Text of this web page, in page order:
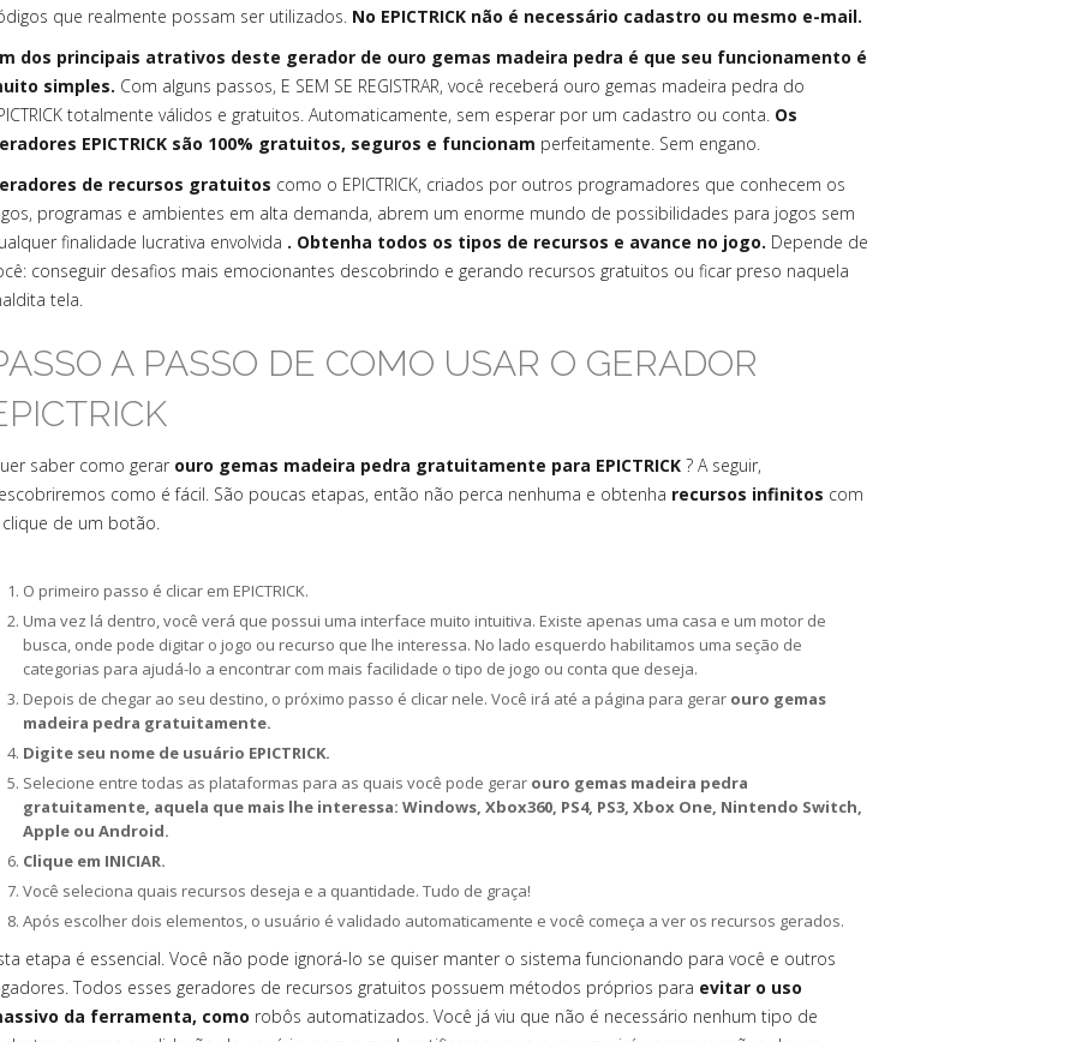
que realmente possam ser utilizados. No EPICTRICK não é necessário cadastro ou mesmo e-mail.
dos principais atrativos deste gerador de ouro gemas madeira pedra é que seu funcionamento é
simples. Com alguns passos, E SEM SE REGISTRAR, você receberá ouro gemas madeira pedra do
totalmente válidos e gratuitos. Automaticamente, sem esperar por um cadastro ou conta. Os
EPICTRICK são 100% gratuitos, seguros e funcionam perfeitamente. Sem engano.
de recursos gratuitos como o EPICTRICK, criados por outros programadores que conhecem os
programas e ambientes em alta demanda, abrem um enorme mundo de possibilidades para jogos sem
finalidade lucrativa envolvida . Obtenha todos os tipos de recursos e avance no jogo. Depende de
conseguir desafios mais emocionantes descobrindo e gerando recursos gratuitos ou ficar preso naquela
tela.
A PASSO DE COMO USAR O GERADOR
saber como gerar ouro gemas madeira pedra gratuitamente para EPICTRICK ? A seguir,
como é fácil. São poucas etapas, então não perca nenhuma e obtenha recursos infinitos com
de um botão.
O primeiro passo é clicar em EPICTRICK.
Uma vez lá dentro, você verá que possui uma interface muito intuitiva. Existe apenas uma casa e um motor de
busca, onde pode digitar o jogo ou recurso que lhe interessa. No lado esquerdo habilitamos uma seção de
categorias para ajudá-lo a encontrar com mais facilidade o tipo de jogo ou conta que deseja.
Depois de chegar ao seu destino, o próximo passo é clicar nele. Você irá até a página para gerar ouro gemas
madeira pedra gratuitamente.
Digite seu nome de usuário EPICTRICK.
Selecione entre todas as plataformas para as quais você pode gerar ouro gemas madeira pedra
gratuitamente, aquela que mais lhe interessa: Windows, Xbox360, PS4, PS3, Xbox One, Nintendo Switch,
Apple ou Android.
Clique em INICIAR.
Você seleciona quais recursos deseja e a quantidade. Tudo de graça!
Após escolher dois elementos, o usuário é validado automaticamente e você começa a ver os recursos gerados.
etapa é essencial. Você não pode ignorá-lo se quiser manter o sistema funcionando para você e outros
Todos esses geradores de recursos gratuitos possuem métodos próprios para evitar o uso
da ferramenta, como robôs automatizados. Você já viu que não é necessário nenhum tipo de